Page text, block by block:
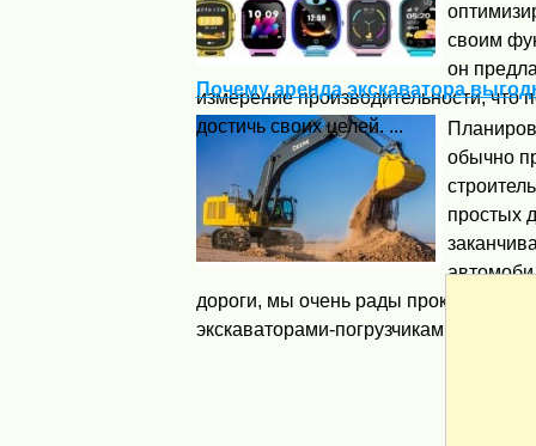
своим
он
измерение производительности, что
достичь своих целей. ...
Почему аренда экскаватора
обычно
простых
дороги, мы очень рады прокормить
экскаваторами-погрузчиками и